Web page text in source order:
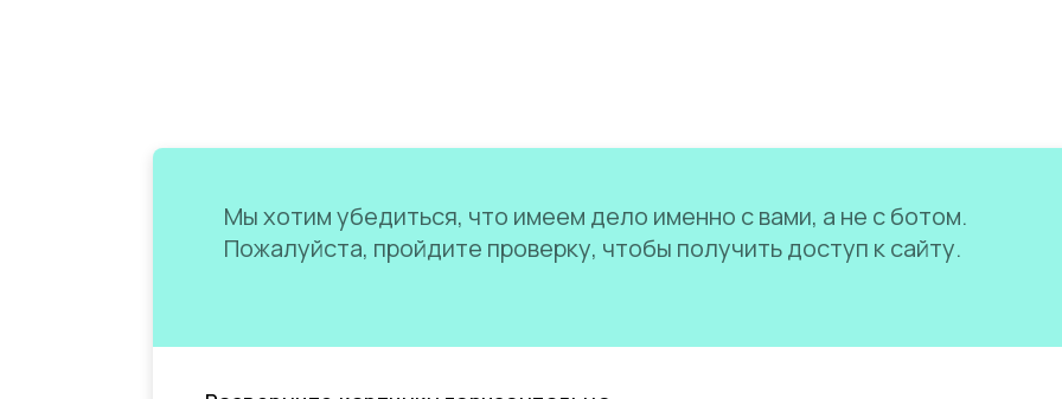
Мы хотим убедиться, что имеем дело именно с вами, а не с ботом.
Пожалуйста, пройдите проверку, чтобы получить доступ к сайту.